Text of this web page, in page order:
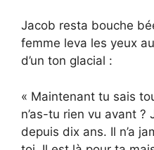
Jacob resta bouche
femme leva les yeux
d’un ton glacial :
« Maintenant tu sais
n’as-tu rien vu avant ?
depuis dix ans. Il n’a